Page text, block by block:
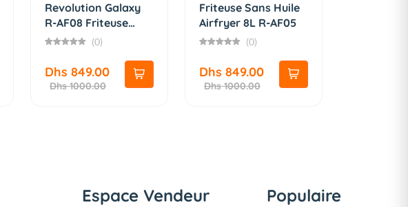
Revolution Galaxy
R-AF08 Friteuse
Sans H... (0)
Dhs 849.00
Dhs 1000.00
Friteuse Sans Huile
Airfryer 8L R-AF05
(0)
Dhs 849.00
Dhs 1000.00
Espace Vendeur Populaire